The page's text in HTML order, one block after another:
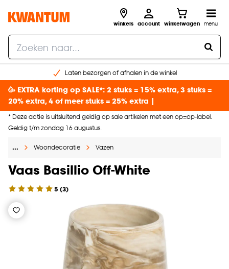
winkels account winkelwagen menu
Laten bezorgen of afhalen in de winkel
Gratis raam advies en inmeten aan huis
€ 5,- korting op je volgende bestelling
🥳 EXTRA korting op SALE*: 2 stuks = 15% extra, 3 stuks =
20% extra, 4 of meer stuks = 25% extra |
* Deze actie is uitsluitend geldig op sale artikelen met een op=op-label.
Geldig t/m zondag 16 augustus.
… Woondecoratie Vazen
Vaas Basillio Off-White
5 (3)